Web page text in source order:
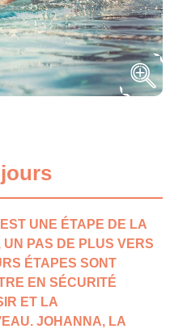
UNE ÉTAPE DE LA
PAS DE PLUS VERS
ÉTAPES SONT
EN SÉCURITÉ
ET LA
JOHANNA, LA